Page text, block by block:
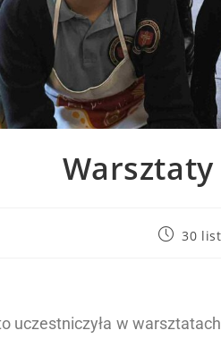
30
uczestniczyła w